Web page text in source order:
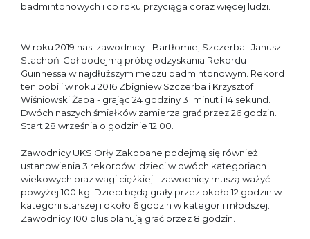
badmintonowych i co roku przyciąga coraz więcej ludzi.
W roku 2019 nasi zawodnicy - Bartłomiej Szczerba i Janusz
Stachoń-Goł podejmą próbę odzyskania Rekordu
Guinnessa w najdłuższym meczu badmintonowym. Rekord
ten pobili w roku 2016 Zbigniew Szczerba i Krzysztof
Wiśniowski Żaba - grając 24 godziny 31 minut i 14 sekund.
Dwóch naszych śmiałków zamierza grać przez 26 godzin.
Start 28 września o godzinie 12.00.
Zawodnicy UKS Orły Zakopane podejmą się również
ustanowienia 3 rekordów: dzieci w dwóch kategoriach
wiekowych oraz wagi ciężkiej - zawodnicy muszą ważyć
powyżej 100 kg. Dzieci będą grały przez około 12 godzin w
kategorii starszej i około 6 godzin w kategorii młodszej.
Zawodnicy 100 plus planują grać przez 8 godzin.